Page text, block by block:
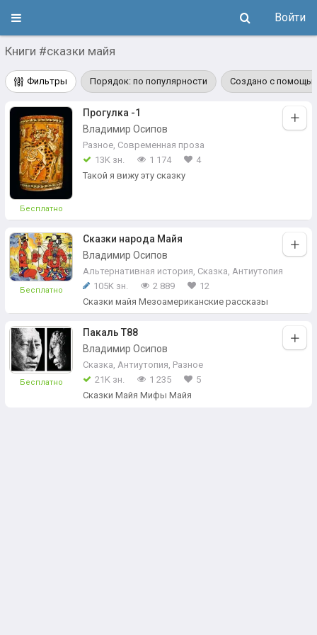
Войти
Книги #сказки майя
Фильтры Порядок: по популярности Создано с
Бесплатно
Прогулка -1
Владимир Осипов
Разное, Современная проза
13K зн.
1 174
4
Такой я вижу эту сказку
Бесплатно
Сказки народа Майя
Владимир Осипов
Альтернативная история, Сказка, Антиутопия
105K зн.
2 889
12
Сказки майя Мезоамериканские рассказы
Бесплатно
Пакаль Т88
Владимир Осипов
Сказка, Антиутопия, Разное
21K зн.
1 235
5
Сказки Майя Мифы Майя